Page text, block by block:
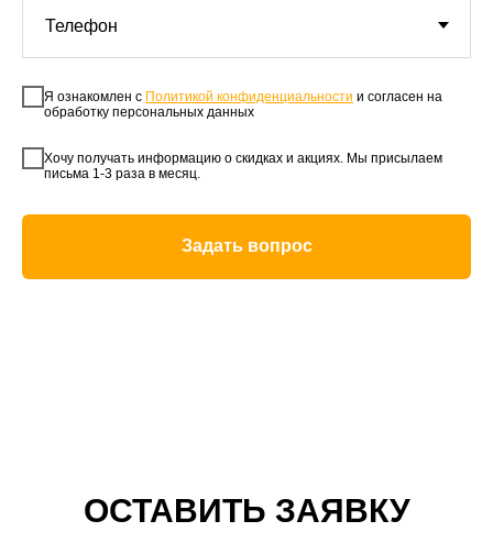
Я ознакомлен с Политикой конфиденциальности и согласен на
обработку персональных данных
Хочу получать информацию о скидках и акциях. Мы присылаем
письма 1-3 раза в месяц.
Задать вопрос
ОСТАВИТЬ ЗАЯВКУ